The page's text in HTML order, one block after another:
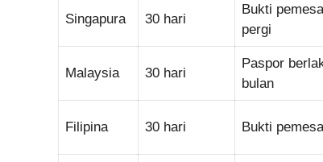
Singapura 30 hari
Bukti
pergi
Malaysia 30 hari
Paspor
bulan
Filipina 30 hari Bukti